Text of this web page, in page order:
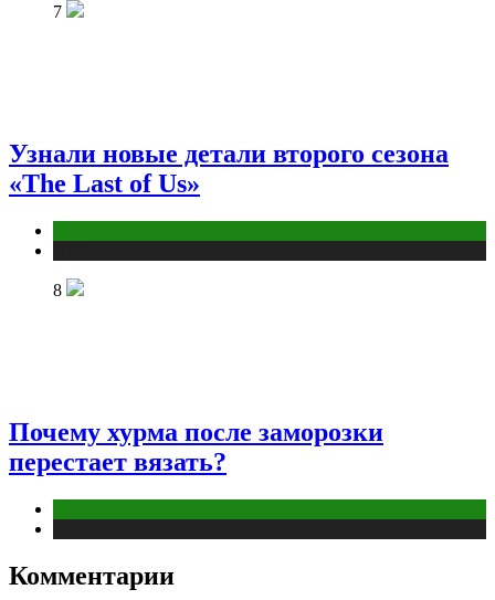
7
Узнали новые детали второго сезона
«The Last of Us»
8
Почему хурма после заморозки
перестает вязать?
Комментарии